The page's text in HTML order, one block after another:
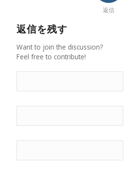
返信
返信を残す
Want to join the discussion?
Feel free to contribute!